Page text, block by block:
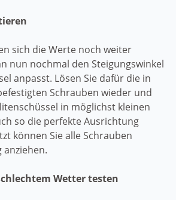
sich die Werte noch weiter
nun nochmal den Steigungswinkel
anpasst. Lösen Sie dafür die in
Schrauben wieder und
in möglichst kleinen
so die perfekte Ausrichtung
können Sie alle Schrauben
Wetter testen